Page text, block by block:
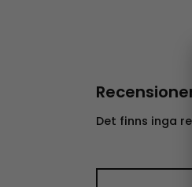
Det finns inga